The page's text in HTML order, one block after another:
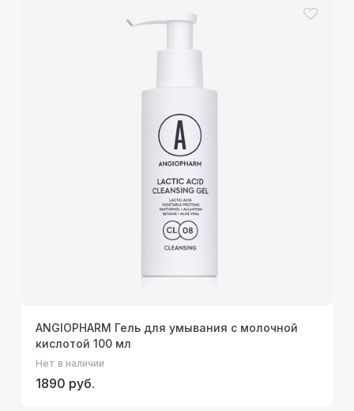
ANGIOPHARM Гель для умывания с молочной
кислотой 100 мл
Нет в наличии
1890 руб.